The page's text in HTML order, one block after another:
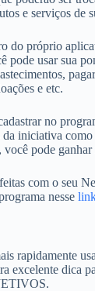
e serviços de
do próprio
pode usar sua
e etc.
no
iniciativa
pode ganhar
com o seu
nesse
rapidamente
excelente dica